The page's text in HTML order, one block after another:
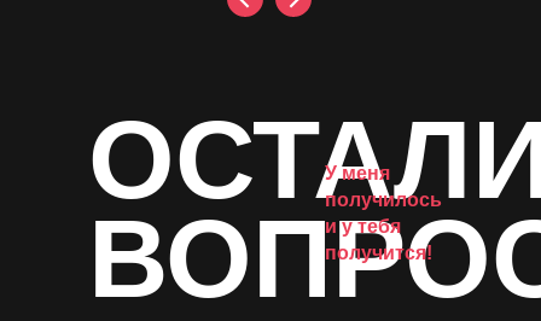
У меня получилось и у тебя получится!
У меня
получилось
и у тебя
получится!